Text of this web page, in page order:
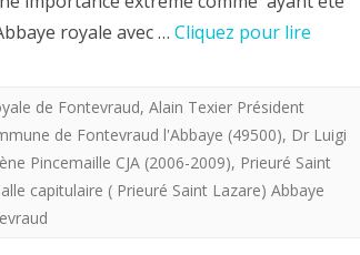
royale avec … Cliquez pour lire
de Fontevraud, Alain Texier Président
de Fontevraud l'Abbaye (49500), Dr Luigi
Pincemaille CJA (2006-2009), Prieuré Saint
capitulaire ( Prieuré Saint Lazare) Abbaye